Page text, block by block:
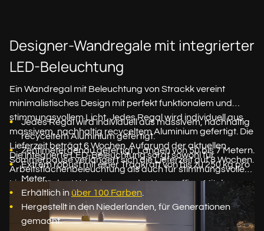
Designer-Wandregale mit integrierter
LED-Beleuchtung
Ein Wandregal mit Beleuchtung von Strackk vereint
minimalistisches Design mit perfekt funktionalem und
stimmungsvollem Licht. Jedes Regal wird individuell aus
massivem, nachhaltig recyceltem Aluminium gefertigt. Die
Lieferzeit beträgt 6 Wochen. Aufgrund der aktuellen
Sommerpause verlängert sich die Lieferzeit auf 8 Wochen.
Jedes Regal wird individuell aus massivem, nachhaltig
recyceltem Aluminium gefertigt.
Zentimetergenau gefertigt, Längen von 50 bis 7 Metern.
Extrem robust mit einer Tragkraft von bis zu 250 kg pro
Meter.
Erhältlich in über 100 Farben
Hergestellt in den Niederlanden, für Generationen
gemacht.
Die integrierte LED-Beleuchtung sorgt sowohl für
Arbeitsflächenbeleuchtung als auch für stimmungsvolles
Licht in Küche, Wohnzimmer oder Homeoffice. Mit der
mitgelieferten Fernbedienung lassen sich Helligkeit und
Lichtfarbe bequem anpassen: von hellem, weißem
Arbeitslicht bis hin zu warmem, gemütlichem